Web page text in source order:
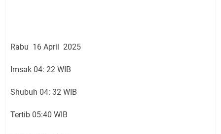
Rabu 16 April 2025
Imsak 04: 22 WIB
Shubuh 04: 32 WIB
Tertib 05:40 WIB